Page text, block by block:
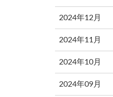
2024年12月
2024年11月
2024年10月
2024年09月